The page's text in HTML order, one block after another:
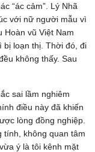
“ác cảm”. Lý Nhã
với nữ người mẫu vì
Hoàn vũ Việt Nam
bị loạn thị. Thời đó, đi
không thấy. Sau
sai lầm nghiêm
điều này đã khiến
lòng đồng nghiệp.
tính, không quan tâm
ý là tôi kênh mặt